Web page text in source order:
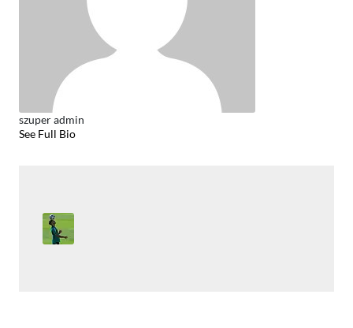
szuper admin
See Full Bio